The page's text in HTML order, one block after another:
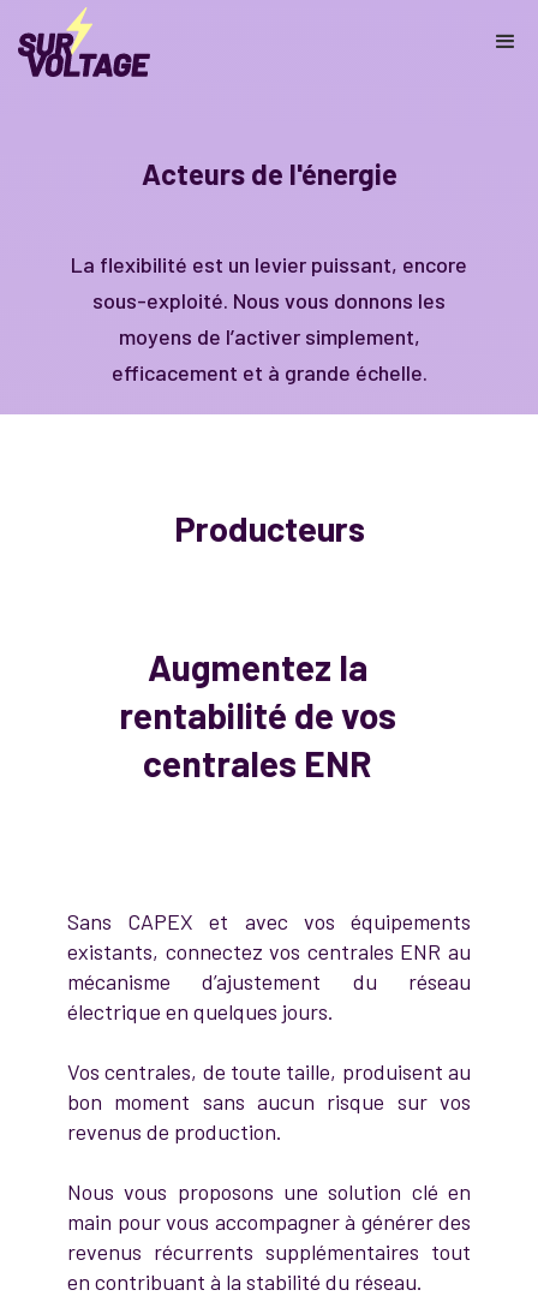
Acteurs de l'énergie
La flexibilité est un levier puissant, encore
sous-exploité. Nous vous donnons les
moyens de l’activer simplement,
efficacement et à grande échelle.
Producteurs
Augmentez la
rentabilité de vos
centrales ENR
Sans CAPEX et avec vos équipements
existants, connectez vos centrales ENR au
mécanisme d’ajustement du réseau
électrique en quelques jours.
Vos centrales, de toute taille, produisent au
bon moment sans aucun risque sur vos
revenus de production.
Nous vous proposons une solution clé en
main pour vous accompagner à générer des
revenus récurrents supplémentaires tout
en contribuant à la stabilité du réseau.